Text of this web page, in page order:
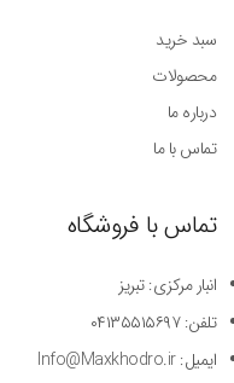
سبد خرید
محصولات
درباره ما
تماس با ما
تماس با فروشگاه
انبار مرکزی: تبریز
تلفن: ۰۴۱۳۵۵۱۵۶۹۷
ایمیل: Info@Maxkhodro.ir